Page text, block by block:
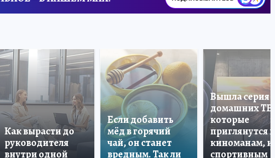
Как вырасти до
руководителя
внутри одной
Если добавить
мёд в горячий
чай, он станет
вредным. Так ли
Вышла серия
домашних ТВ,
которые
приглянутся и
киноманам, и
спортивным